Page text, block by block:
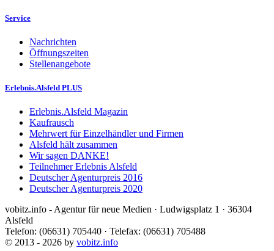
Service
Nachrichten
Öffnungszeiten
Stellenangebote
Erlebnis.Alsfeld PLUS
Erlebnis.Alsfeld Magazin
Kaufrausch
Mehrwert für Einzelhändler und Firmen
Alsfeld hält zusammen
Wir sagen DANKE!
Teilnehmer Erlebnis Alsfeld
Deutscher Agenturpreis 2016
Deutscher Agenturpreis 2020
vobitz.info - Agentur für neue Medien · Ludwigsplatz 1 · 36304
Alsfeld
Telefon: (06631) 705440 · Telefax: (06631) 705488
© 2013 - 2026 by vobitz.info